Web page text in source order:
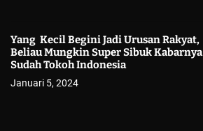
Yang Kecil Begini Jadi Urusan Rakyat,
Beliau Mungkin Super Sibuk Kabarnya
Sudah Tokoh Indonesia
Januari 5, 2024